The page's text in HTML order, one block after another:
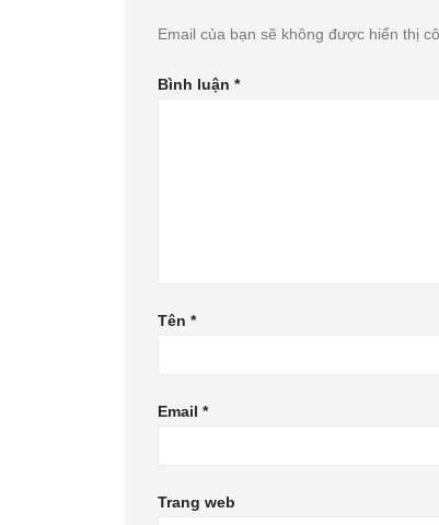
Email của bạn sẽ không được hiển thị
Bình luận *
Tên *
Email *
Trang web